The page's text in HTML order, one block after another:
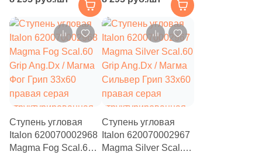
Айс Грип 33x60
левая бежевая
структурированная
под камень
Магма Графит Грип
33x60 правая
графит
структурированная
под камень
Ступень угловая
Italon 620070002968
Magma Fog Scal.60
Ступень угловая
Italon 620070002967
Magma Silver Scal.60